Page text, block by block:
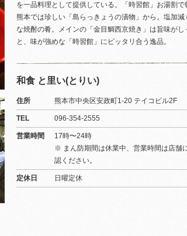
を一品料理として提供している。「時習館」お湯割で
熊本では珍しい「島らっきょうの漬物」から。塩加減
な焼酎の肴。メインの「金目鯛西京焼き」は旨味がし
と、味が強めな「時習館」にピッタリ合う逸品。
和食 と里い(とりい)
住所 熊本市中央区安政町1-20 テイコビル2F
TEL 096-354-2555
営業時間
17時〜24時
※ まん防期間は休業中、営業時間は店舗
認ください。
定休日 日曜定休